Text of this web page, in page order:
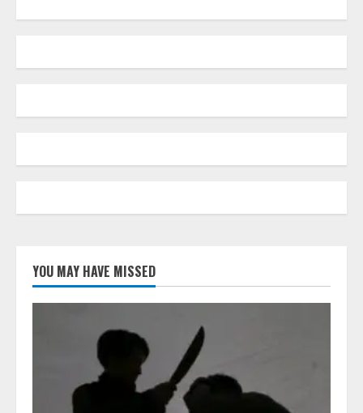
YOU MAY HAVE MISSED